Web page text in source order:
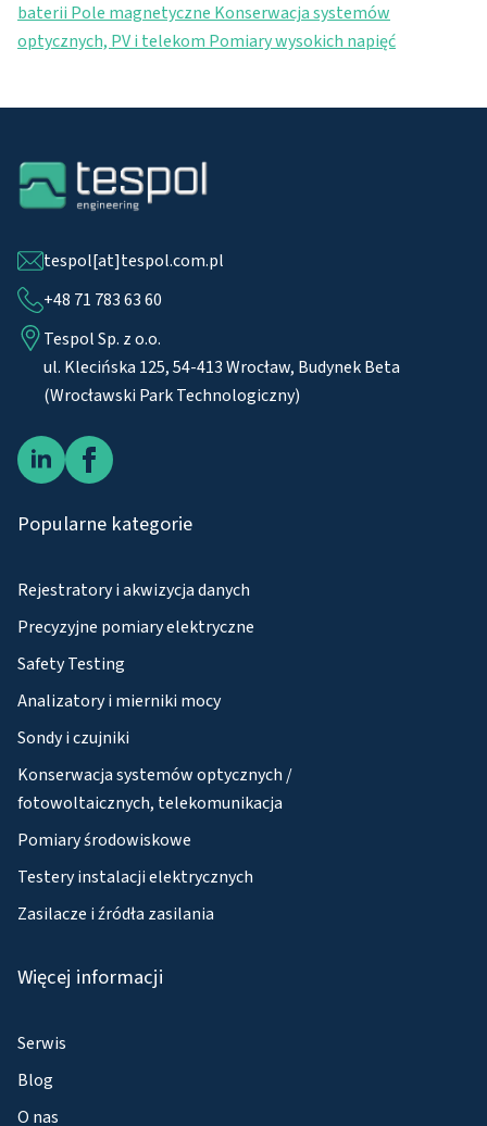
baterii Pole magnetyczne Konserwacja systemów
optycznych, PV i telekom Pomiary wysokich napięć
tespol[at]tespol.com.pl
+48 71 783 63 60
Tespol Sp. z o.o.
ul. Klecińska 125, 54-413 Wrocław, Budynek Beta
(Wrocławski Park Technologiczny)
Popularne kategorie
Rejestratory i akwizycja danych
Precyzyjne pomiary elektryczne
Safety Testing
Analizatory i mierniki mocy
Sondy i czujniki
Konserwacja systemów optycznych /
fotowoltaicznych, telekomunikacja
Pomiary środowiskowe
Testery instalacji elektrycznych
Zasilacze i źródła zasilania
Więcej informacji
Serwis
Blog
O nas